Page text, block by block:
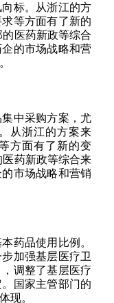
标。从浙江的方
等方面有了新的
医药新政等综合
的市场战略和营
中采购方案，尤
从浙江的方案来
方面有了新的变
药新政等综合来
市场战略和营销
药品使用比例。
加强基层医疗卫
调整了基层医疗
国家主管部门的
现。